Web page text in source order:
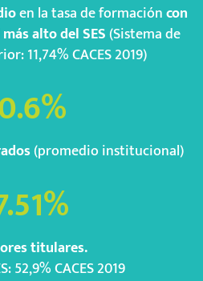
en la tasa de formacióncon
alto del SES (Sistema de
11,74% CACES 2019)
%
(promedio institucional)
%
titulares.
52,9% CACES 2019